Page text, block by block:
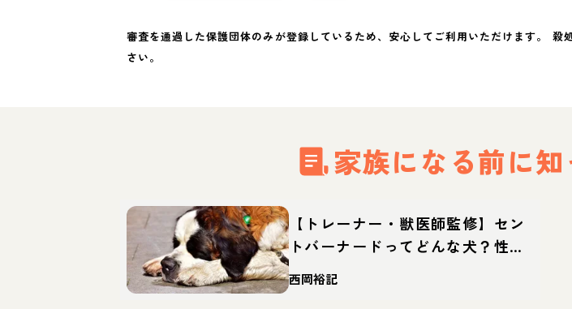
審査を通過した保護団体のみが登録しているため、安心してご利用いただけます。
さい。
家族になる前に知
【トレーナー・獣医師監修】セン
トバーナードってどんな犬？性
格・特徴・育て方・迎え方
西岡裕記